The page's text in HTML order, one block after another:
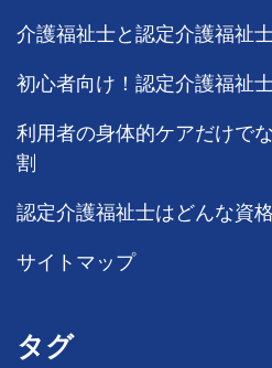
介護福祉士と認定介護福祉
初心者向け！認定介護福祉
利用者の身体的ケアだけで
割
認定介護福祉士はどんな資
サイトマップ
タグ